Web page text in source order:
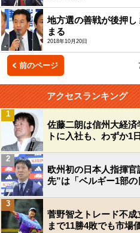
地方選の善戦が後押
まる
2018年10月20日
前のページ
アクセスランキング
佐藤二朗は信州大経
トに入社も、わずか1
1
欧州初の日本人指揮
先”は「ベルギー1部
2
菅野智之トレード不
まで11勝4敗でも市場
3